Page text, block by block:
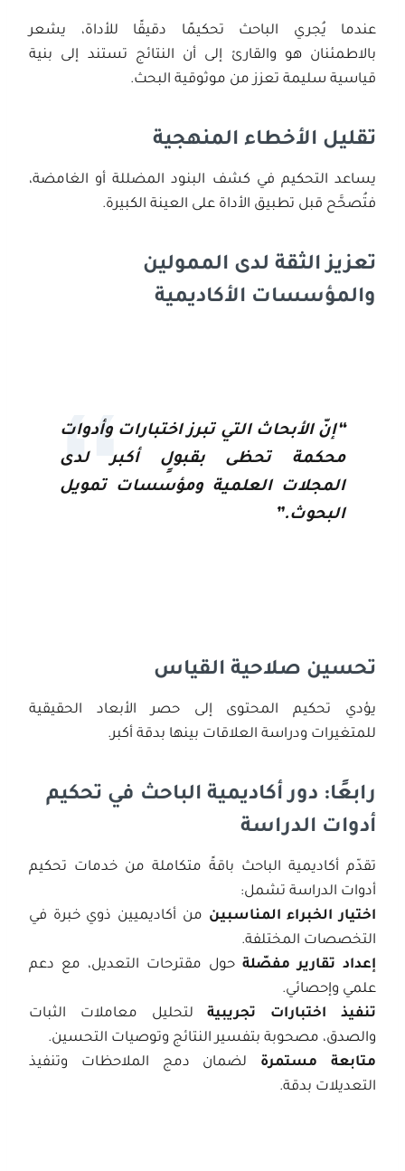
عندما يُجري الباحث تحكيمًا دقيقًا للأداة، يشعر
بالاطمئنان هو والقارئ إلى أن النتائج تستند إلى بنية
قياسية سليمة تعزز من موثوقية البحث.
تقليل الأخطاء المنهجية
يساعد التحكيم في كشف البنود المضللة أو الغامضة،
فتُصحَّح قبل تطبيق الأداة على العينة الكبيرة.
تعزيز الثقة لدى الممولين
والمؤسسات الأكاديمية
“إنّ الأبحاث التي تبرز اختبارات وأدوات
محكمة تحظى بقبولٍ أكبر لدى
المجلات العلمية ومؤسسات تمويل
البحوث.”
تحسين صلاحية القياس
يؤدي تحكيم المحتوى إلى حصر الأبعاد الحقيقية
للمتغيرات ودراسة العلاقات بينها بدقة أكبر.
رابعًا: دور أكاديمية الباحث في تحكيم
أدوات الدراسة
تقدّم أكاديمية الباحث باقةً متكاملة من خدمات تحكيم
أدوات الدراسة تشمل:
اختيار الخبراء المناسبين من أكاديميين ذوي خبرة في
التخصصات المختلفة.
إعداد تقارير مفصّلة حول مقترحات التعديل، مع دعم
علمي وإحصائي.
تنفيذ اختبارات تجريبيةلتحليل معاملات الثبات
والصدق، مصحوبة بتفسير النتائج وتوصيات التحسين.
متابعة مستمرة لضمان دمج الملاحظات وتنفيذ
التعديلات بدقة.